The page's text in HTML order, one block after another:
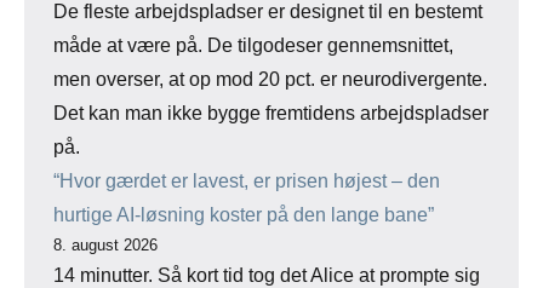
De fleste arbejdspladser er designet til en bestemt
måde at være på. De tilgodeser gennemsnittet,
men overser, at op mod 20 pct. er neurodivergente.
Det kan man ikke bygge fremtidens arbejdspladser
på.
“Hvor gærdet er lavest, er prisen højest – den
hurtige AI-løsning koster på den lange bane”
8. august 2026
14 minutter. Så kort tid tog det Alice at prompte sig